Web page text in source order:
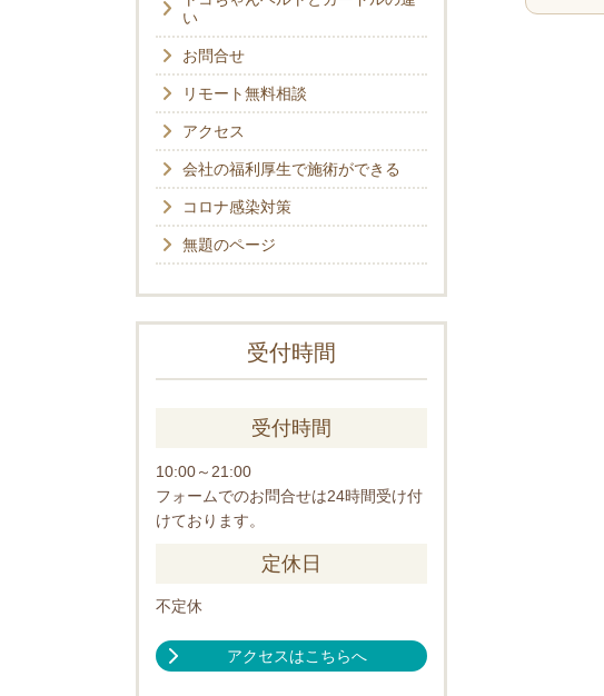
い
お問合せ
リモート無料相談
アクセス
会社の福利厚生で施術ができる
コロナ感染対策
無題のページ
受付時間
受付時間
10:00～21:00
フォームでのお問合せは24時間受け付
けております。
定休日
不定休
アクセスはこちらへ